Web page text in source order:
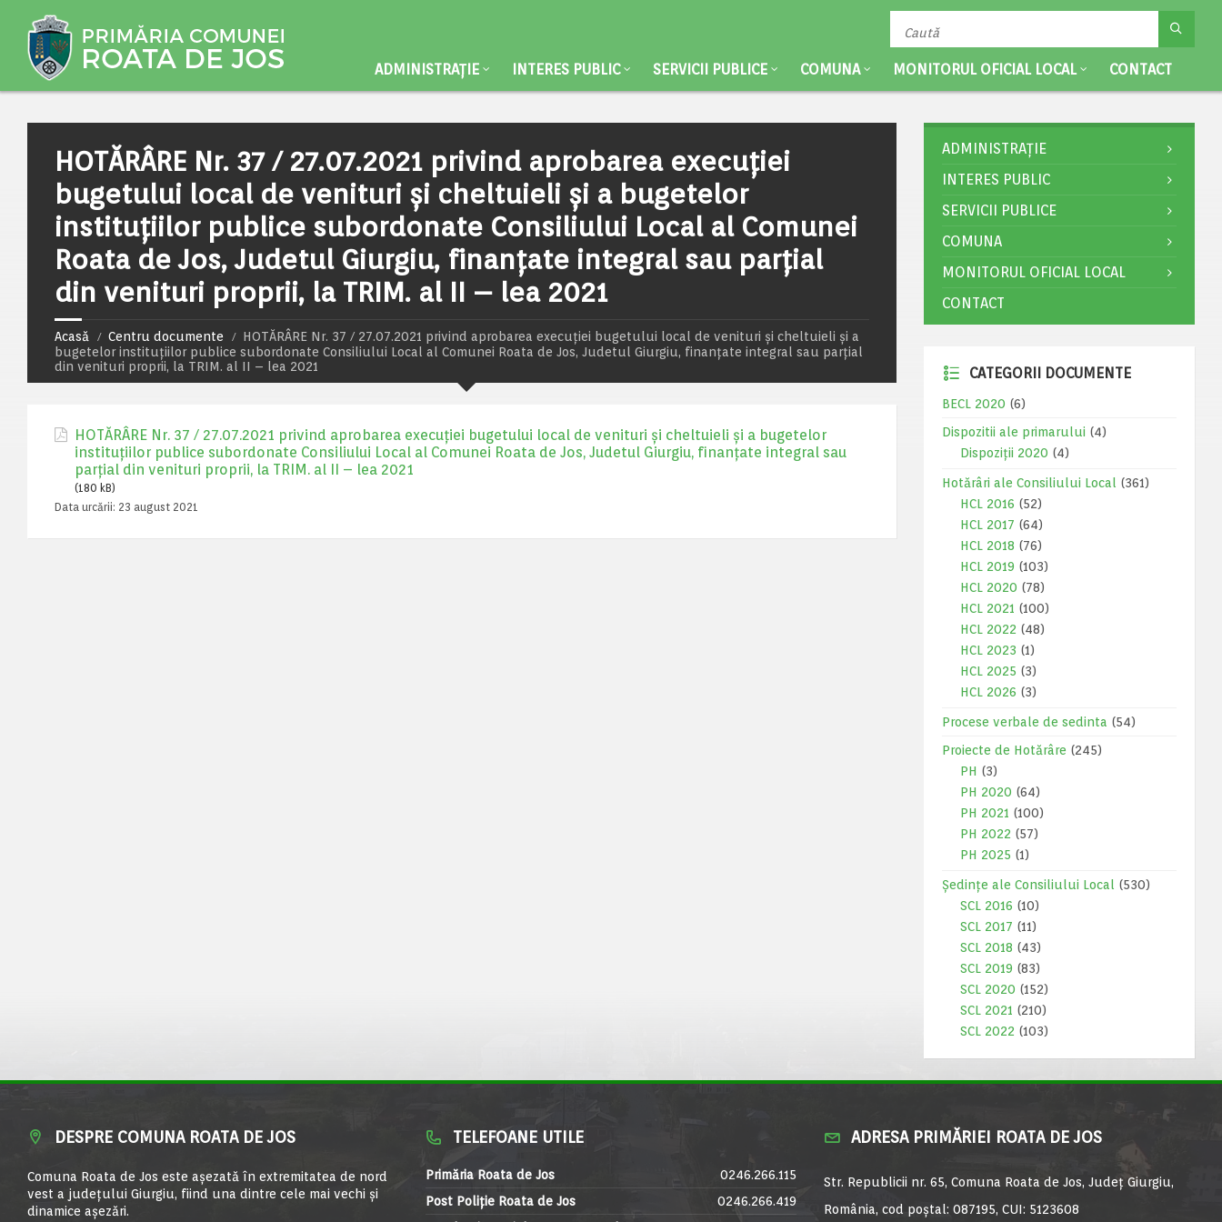
ADMINISTRAȚIE INTERES PUBLIC SERVICII PUBLICE COMUNA MONITORUL OFICIAL LOCAL CONTACT
HOTĂRÂRE Nr. 37 / 27.07.2021 privind aprobarea execuţiei
bugetului local de venituri şi cheltuieli şi a bugetelor
instituţiilor publice subordonate Consiliului Local al Comunei
Roata de Jos, Judetul Giurgiu, finanţate integral sau parţial
din venituri proprii, la TRIM. al II – lea 2021
Acasă Centru documente
HOTĂRÂRE Nr. 37 / 27.07.2021 privind aprobarea execuţiei bugetului local de venituri şi cheltuieli şi a
bugetelor instituţiilor publice subordonate Consiliului Local al Comunei Roata de Jos, Judetul Giurgiu, finanţate integral sau parţial
din venituri proprii, la TRIM. al II – lea 2021
HOTĂRÂRE Nr. 37 / 27.07.2021 privind aprobarea execuţiei bugetului local de venituri şi cheltuieli şi a bugetelor
instituţiilor publice subordonate Consiliului Local al Comunei Roata de Jos, Judetul Giurgiu, finanţate integral sau
parţial din venituri proprii, la TRIM. al II – lea 2021
(180 kB)
Data urcării: 23 august 2021
ADMINISTRAȚIE
INTERES PUBLIC
SERVICII PUBLICE
COMUNA
MONITORUL OFICIAL LOCAL
CONTACT
CATEGORII DOCUMENTE
BECL 2020 (6)
Dispozitii ale primarului (4)
Dispoziții 2020 (4)
Hotărâri ale Consiliului Local
(361)
HCL 2016 (52)
HCL 2017 (64)
HCL 2018 (76)
HCL 2019 (103)
HCL 2020 (78)
HCL 2021 (100)
HCL 2022 (48)
HCL 2023 (1)
HCL 2025 (3)
HCL 2026 (3)
Procese verbale de sedinta (54)
Proiecte de Hotărâre (245)
PH (3)
PH 2020 (64)
PH 2021 (100)
PH 2022 (57)
PH 2025 (1)
Ședințe ale Consiliului Local
(530)
SCL 2016 (10)
SCL 2017 (11)
SCL 2018 (43)
SCL 2019 (83)
SCL 2020 (152)
SCL 2021 (210)
SCL 2022 (103)
DESPRE COMUNA ROATA DE JOS
Comuna Roata de Jos este aşezată în extremitatea de nord
vest a judeţului Giurgiu, fiind una dintre cele mai vechi şi
dinamice aşezări.
TELEFOANE UTILE
Primăria Roata de Jos
0246.266.115
Post Poliție Roata de Jos
0246.266.419
ADRESA PRIMĂRIEI ROATA DE JOS
Str. Republicii nr. 65, Comuna Roata de Jos, Județ Giurgiu,
România, cod poștal: 087195, CUI: 5123608